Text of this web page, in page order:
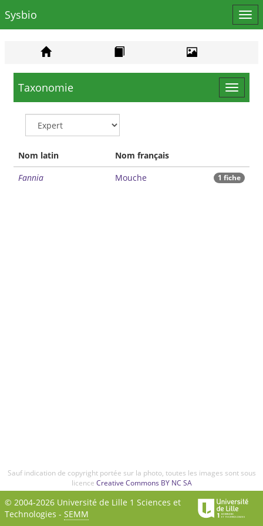
le
Sysbio
Toggle
Taxonomie
Nom latin
Nom français
Fannia
Mouche 1 fiche
Sauf indication de copyright portée sur la photo, toutes les images sont sous
licence Creative Commons BY NC SA
© 2004-2026 Université de Lille 1 Sciences et
Technologies - SEMM